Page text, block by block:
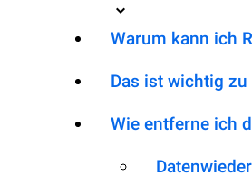
Warum kann ich
Das ist wichtig zu
Wie entferne ich